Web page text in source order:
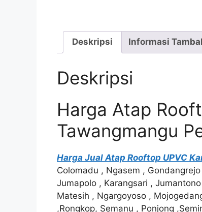
Deskripsi Informasi
Deskripsi
Harga Atap
Tawangmangu
Harga Jual Atap Rooftop UPVC
Colomadu , Ngasem ,
Jumapolo , Karangsari ,
Matesih , Ngargoyoso ,
,Rongkop, Semanu , Ponjong